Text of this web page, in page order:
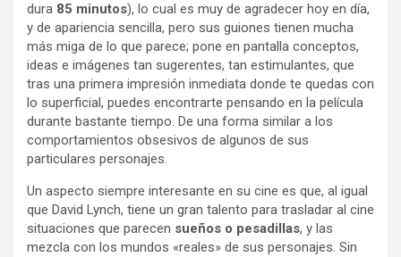
dura 85 minutos), lo cual es muy de agradecer hoy en día,
y de apariencia sencilla, pero sus guiones tienen mucha
más miga de lo que parece; pone en pantalla conceptos,
ideas e imágenes tan sugerentes, tan estimulantes, que
tras una primera impresión inmediata donde te quedas con
lo superficial, puedes encontrarte pensando en la película
durante bastante tiempo. De una forma similar a los
comportamientos obsesivos de algunos de sus
particulares personajes.
Un aspecto siempre interesante en su cine es que, al igual
que David Lynch, tiene un gran talento para trasladar al cine
situaciones que parecen sueños o pesadillas, y las
mezcla con los mundos «reales» de sus personajes. Sin